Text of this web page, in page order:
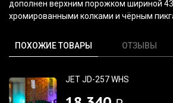
дополнен верхним порожком шириной
хромированными колками и чёрным
ПОХОЖИЕ ТОВАРЫ ОТЗЫВЫ
JET JD-257 WHS